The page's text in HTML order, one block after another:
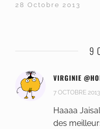
28 Octobre 2013
9
VIRGINIE
7 OCTOBRE
Haaaa
des